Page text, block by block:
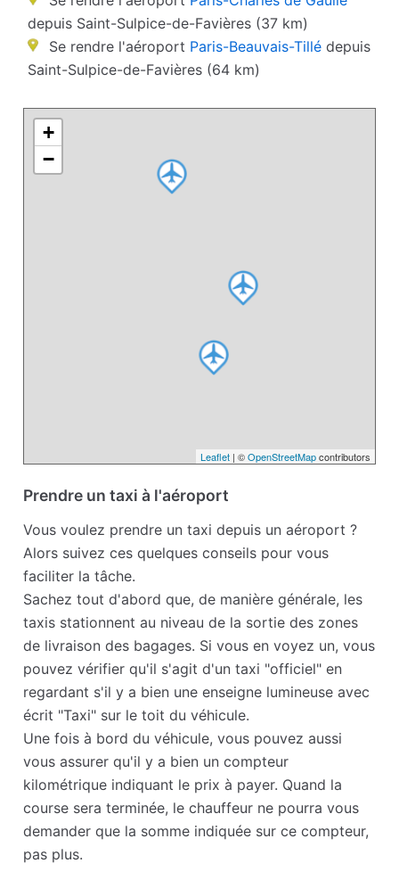
depuis Saint-Sulpice-de-Favières (37 km)
Se rendre l'aéroport Paris-Beauvais-Tillé depuis
Saint-Sulpice-de-Favières (64 km)
+
−
Leaflet| ©OpenStreetMapcontributors
Prendre un taxi à l'aéroport
Vous voulez prendre un taxi depuis un aéroport ?
Alors suivez ces quelques conseils pour vous
faciliter la tâche.
Sachez tout d'abord que, de manière générale, les
taxis stationnent au niveau de la sortie des zones
de livraison des bagages. Si vous en voyez un, vous
pouvez vérifier qu'il s'agit d'un taxi "officiel" en
regardant s'il y a bien une enseigne lumineuse avec
écrit "Taxi" sur le toit du véhicule.
Une fois à bord du véhicule, vous pouvez aussi
vous assurer qu'il y a bien un compteur
kilométrique indiquant le prix à payer. Quand la
course sera terminée, le chauffeur ne pourra vous
demander que la somme indiquée sur ce compteur,
pas plus.